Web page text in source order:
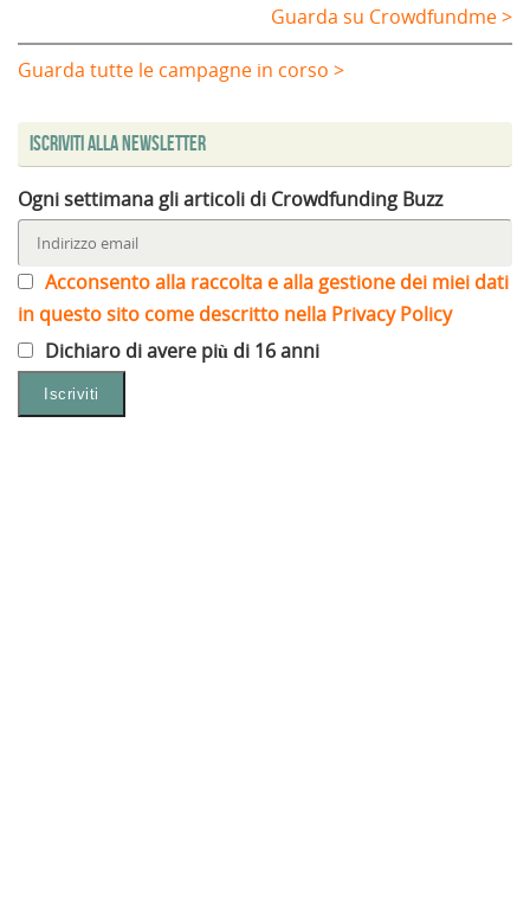
Guarda su Crowdfundme >
Guarda tutte le campagne in corso >
Iscriviti alla Newsletter
Ogni settimana gli articoli di Crowdfunding Buzz
Acconsento alla raccolta e alla gestione dei miei dati
in questo sito come descritto nella Privacy Policy
Dichiaro di avere più di 16 anni